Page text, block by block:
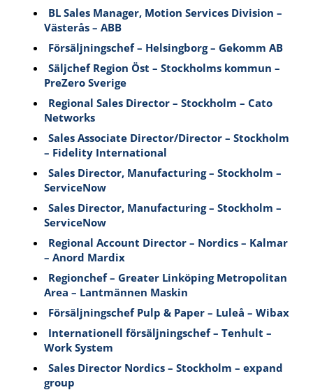
BL Sales Manager, Motion Services Division –
Västerås – ABB
Försäljningschef – Helsingborg – Gekomm AB
Säljchef Region Öst – Stockholms kommun –
PreZero Sverige
Regional Sales Director – Stockholm – Cato
Networks
Sales Associate Director/Director – Stockholm
– Fidelity International
Sales Director, Manufacturing – Stockholm –
ServiceNow
Sales Director, Manufacturing – Stockholm –
ServiceNow
Regional Account Director – Nordics – Kalmar
– Anord Mardix
Regionchef – Greater Linköping Metropolitan
Area – Lantmännen Maskin
Försäljningschef Pulp & Paper – Luleå – Wibax
Internationell försäljningschef – Tenhult –
Work System
Sales Director Nordics – Stockholm – expand
group